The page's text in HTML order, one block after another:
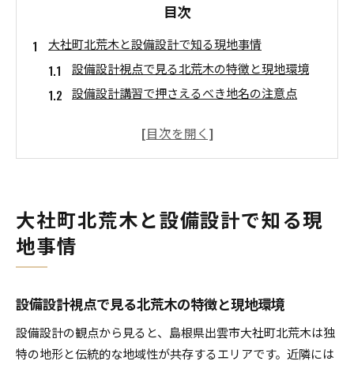
目次
大社町北荒木と設備設計で知る現地事情
設備設計視点で見る北荒木の特徴と現地環境
設備設計講習で押さえるべき地名の注意点
現地調査が設備設計に与える影響と工夫
設備設計講習で学ぶ正確な地名と読み方の把握
法
読み方の間違いが設備設計に及ぼす影響を解説
ト
地名の表記ゆれ対策を設備設計講習で習得する
方法
大社町北荒木と設備設計で知る現
地事情
設備設計視点で見る北荒木の特徴と現地環境
設備設計の観点から見ると、島根県出雲市大社町北荒木は独
特の地形と伝統的な地域性が共存するエリアです。近隣には